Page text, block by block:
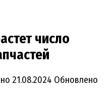
число
21.08.2024 Обновлено